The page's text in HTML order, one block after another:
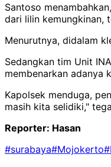
Santoso
dari lilin kemungkinan,
Menurutnya, didalam
Sedangkan tim Unit
membenarkan adanya
Kapolsek menduga,
masih kita selidiki,"
Reporter: Hasan
#surabaya#Mojokerto